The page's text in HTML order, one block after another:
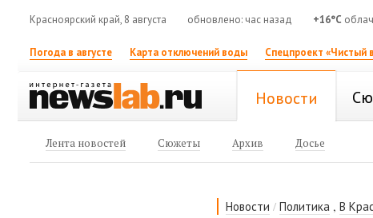
Красноярский край, 8 августа обновлено: час назад +16°C
Погода в августе Карта отключений воды Спецпроект «Чистый
Новости
Лента новостей Сюжеты Архив Досье
Новости /Политика ,В